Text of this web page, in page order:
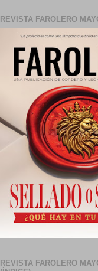
REVISTA FAROLERO
REVISTA FAROLERO